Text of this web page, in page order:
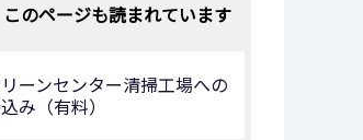
このページも読まれています
ーンセンター清掃工場への
み（有料）